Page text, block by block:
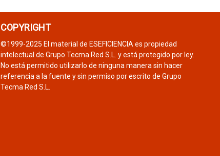
COPYRIGHT
©1999-2025 El material de ESEFICIENCIA es propiedad
intelectual de Grupo Tecma Red S.L. y está protegido por ley.
No está permitido utilizarlo de ninguna manera sin hacer
referencia a la fuente y sin permiso por escrito de Grupo
Tecma Red S.L.